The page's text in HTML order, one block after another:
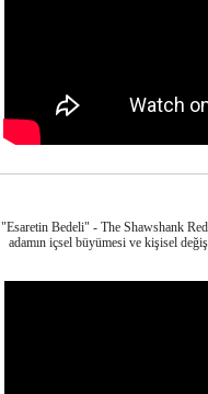
"Esaretin Bedeli" - The Shawshank
adamın içsel büyümesi ve kişisel